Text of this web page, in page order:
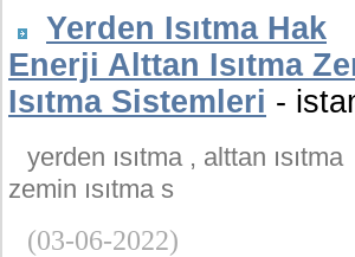
Yerden Isıtma Hak
Enerji Alttan Isıtma
Isıtma Sistemleri -
yerden ısıtma , alttan ısıtma
zemin ısıtma s
(03-06-2022)